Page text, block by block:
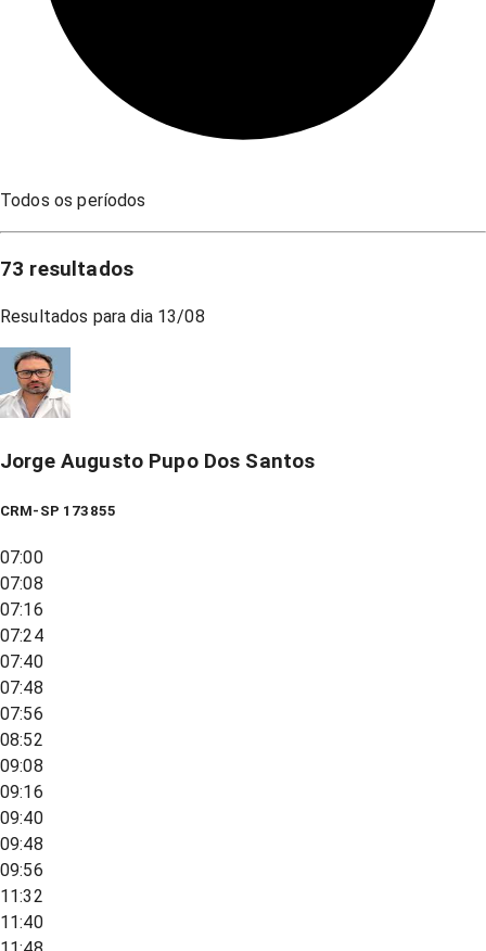
Todos os períodos
73 resultados
Resultados para dia 13/08
Jorge Augusto Pupo Dos Santos
CRM-SP 173855
07:00
07:08
07:16
07:24
07:40
07:48
07:56
08:52
09:08
09:16
09:40
09:48
09:56
11:32
11:40